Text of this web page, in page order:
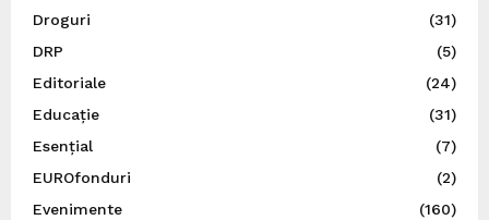
Droguri
(31)
DRP
(5)
Editoriale
(24)
Educație
(31)
Esențial
(7)
EUROfonduri
(2)
Evenimente
(160)